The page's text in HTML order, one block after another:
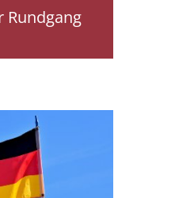
Rundgang